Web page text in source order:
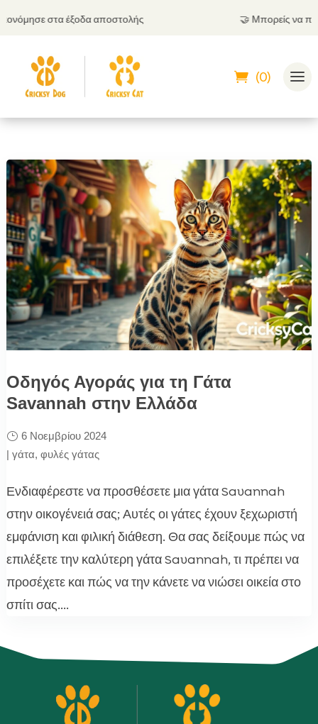
στα έξοδα αποστολής Μπορείς να
(0)
Οδηγός Αγοράς για τη Γάτα
Savannah στην Ελλάδα
6 Νοεμβρίου 2024
| γάτα, φυλές γάτας
Ενδιαφέρεστε να προσθέσετε μια γάτα Savannah
στην οικογένειά σας; Αυτές οι γάτες έχουν ξεχωριστή
εμφάνιση και φιλική διάθεση. Θα σας δείξουμε πώς να
επιλέξετε την καλύτερη γάτα Savannah, τι πρέπει να
προσέχετε και πώς να την κάνετε να νιώσει οικεία στο
σπίτι σας....